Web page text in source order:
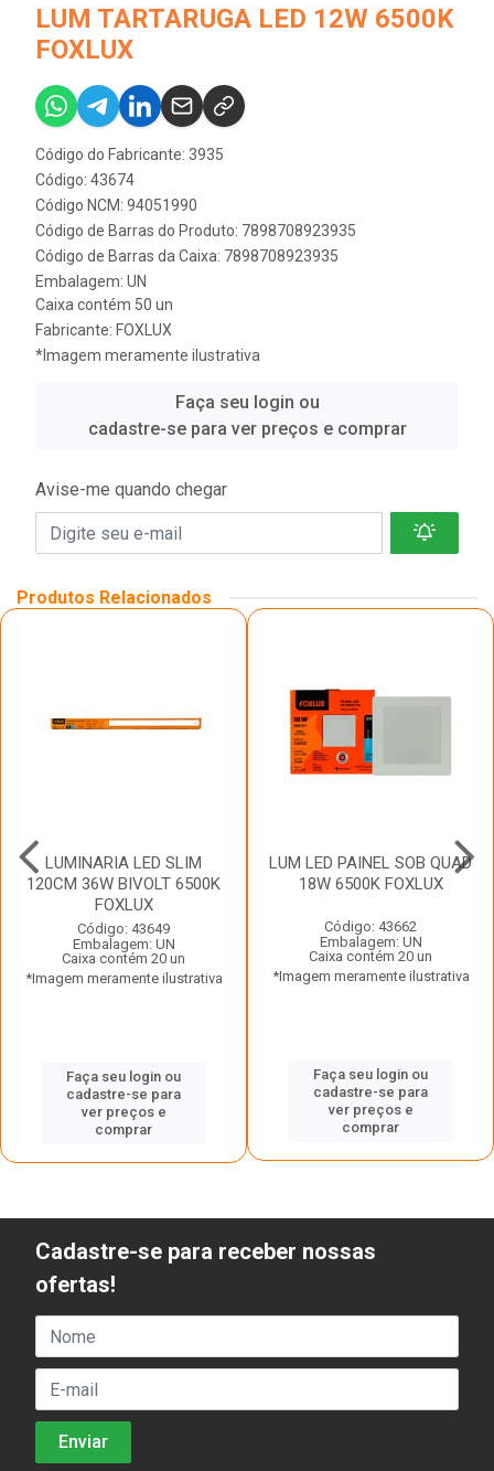
LUM TARTARUGA LED 12W 6500K
FOXLUX
Código do Fabricante: 3935
Código: 43674
Código NCM: 94051990
Código de Barras do Produto: 7898708923935
Código de Barras da Caixa: 7898708923935
Embalagem: UN
Caixa contém 50 un
Fabricante: FOXLUX
*Imagem meramente ilustrativa
Faça seu login ou
cadastre-se para ver preços e comprar
Avise-me quando chegar
Produtos Relacionados
LUMINARIA LED SLIM
120CM 36W BIVOLT 6500K
FOXLUX
Código: 43649
Embalagem: UN
Caixa contém 20 un
*Imagem meramente ilustrativa
Faça seu login ou
cadastre-se para
ver preços e
comprar
LUM LED PAINEL SOB QUAD
18W 6500K FOXLUX
Código: 43662
Embalagem: UN
Caixa contém 20 un
*Imagem meramente ilustrativa
Faça seu login ou
cadastre-se para
ver preços e
comprar
Cadastre-se para receber nossas
ofertas!